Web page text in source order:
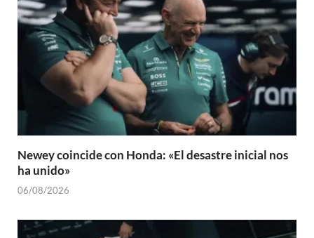
Newey coincide con Honda: «El desastre inicial nos
ha unido»
06/08/2026